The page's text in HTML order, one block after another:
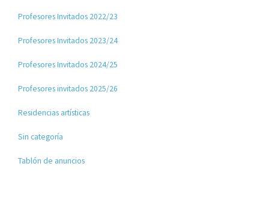
Profesores Invitados 2022/23
Profesores Invitados 2023/24
Profesores Invitados 2024/25
Profesores invitados 2025/26
Residencias artísticas
Sin categoría
Tablón de anuncios